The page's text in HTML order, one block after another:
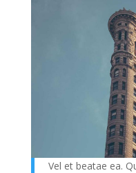
Vel et beatae ea.